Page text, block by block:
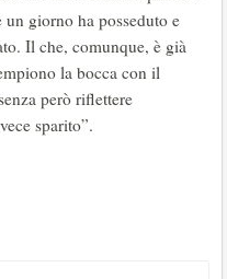
giorno ha posseduto e
Il che, comunque, è già
la bocca con il
però riflettere
sparito”.